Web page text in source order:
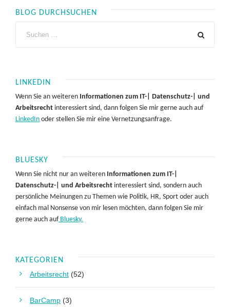
BLOG DURCHSUCHEN
LINKEDIN
Wenn Sie an weiteren Informationen zum IT-| Datenschutz-| und
Arbeitsrecht interessiert sind, dann folgen Sie mir gerne auch auf
LinkedIn oder stellen Sie mir eine Vernetzungsanfrage.
BLUESKY
Wenn Sie nicht nur an weiteren Informationen zum IT-|
Datenschutz-| und Arbeitsrecht interessiert sind, sondern auch
persönliche Meinungen zu Themen wie Politik, HR, Sport oder auch
einfach mal Nonsense von mir lesen möchten, dann folgen Sie mir
gerne auch aufBluesky.
KATEGORIEN
Arbeitsrecht (52)
BarCamp (3)